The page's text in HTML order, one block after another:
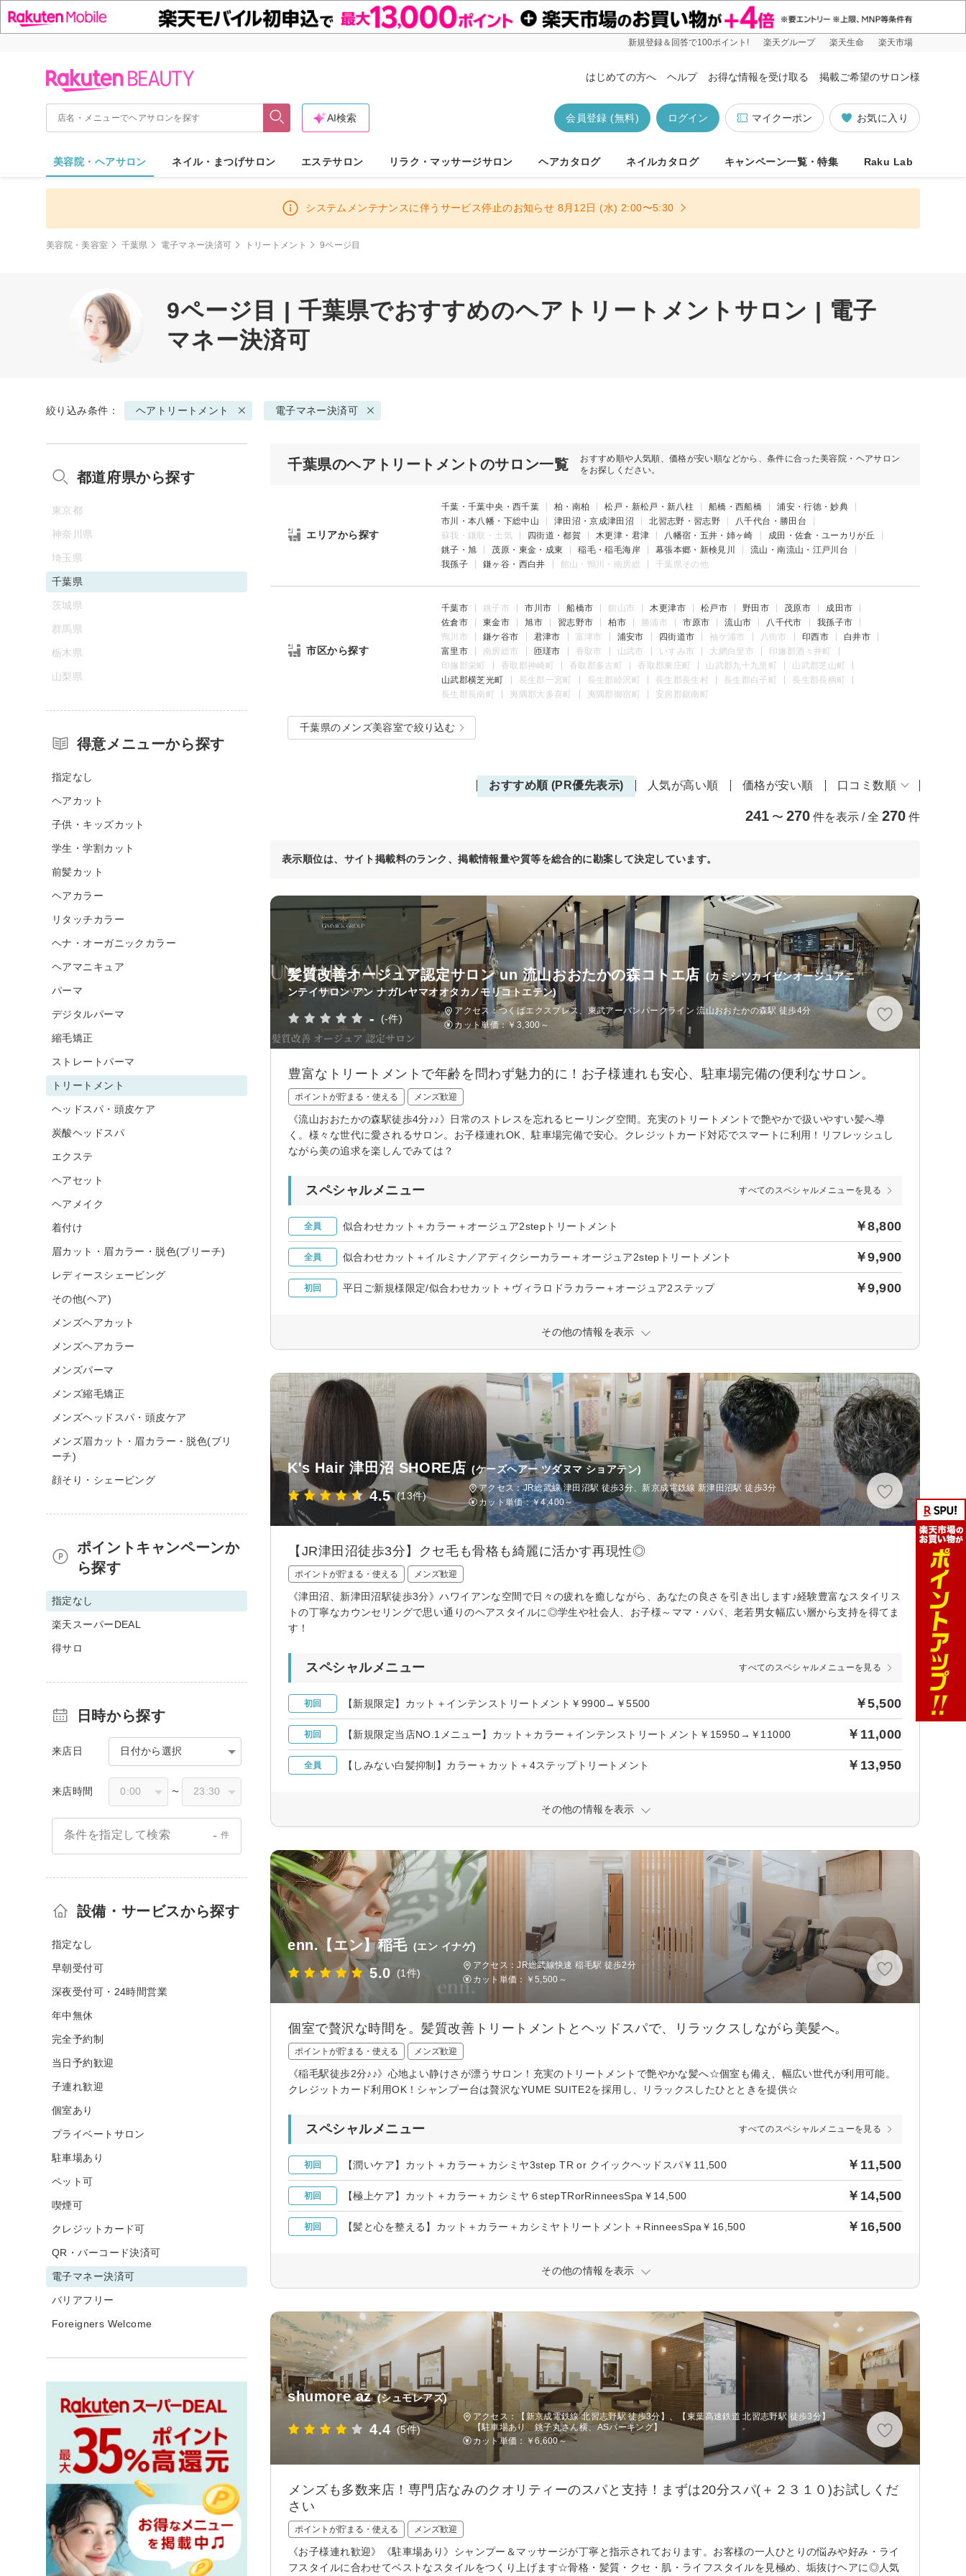
新規登録＆回答で100ポイント! 楽天グループ 楽天生命 楽天市場
はじめての方へ ヘルプ お得な情報を受け取る 掲載ご希望のサロン様
お気に入り
マイクーポン
ログイン
会員登録 (無料)
AI検索
美容院・ヘアサロン ネイル・まつげサロン エステサロン リラク・マッサージサロン ヘアカタログ ネイルカタログ キャンペーン一覧・特集 Raku Lab
システムメンテナンスに伴うサービス停止のお知らせ 8月12日 (水) 2:00〜5:30
美容院・美容室 千葉県 電子マネー決済可 トリートメント 9ページ目
9ページ目 | 千葉県でおすすめのヘアトリートメントサロン | 電子
マネー決済可
絞り込み条件： ヘアトリートメント 電子マネー決済可
千葉県のヘアトリートメントのサロン一覧
おすすめ順や人気順、価格が安い順などから、条件に合った美容院・ヘアサロン
をお探しください。
エリアから探す
千葉・千葉中央・西千葉 柏・南柏 松戸・新松戸・新八柱 船橋・西船橋
浦安・行徳・妙典
市川・本八幡・下総中山
津田沼・京成津田沼 北習志野・習志野
八千代台・勝田台
蘇我・鎌取・土気
四街道・都賀 木更津・君津 八幡宿・五井・姉ヶ崎
成田・佐倉・ユーカリが丘
銚子・旭
茂原・東金・成東 稲毛・稲毛海岸 幕張本郷・新検見川
流山・南流山・江戸川台
我孫子
鎌ヶ谷・西白井 館山・鴨川・南房総 千葉県その他
市区から探す
千葉市 銚子市 市川市 船橋市 館山市 木更津市 松戸市 野田市 茂原市
成田市
佐倉市
東金市 旭市 習志野市 柏市 勝浦市 市原市 流山市 八千代市
我孫子市
鴨川市
鎌ケ谷市 君津市 富津市 浦安市 四街道市 袖ケ浦市 八街市 印西市
白井市
富里市
南房総市 匝瑳市 香取市 山武市 いすみ市 大網白里市
印旛郡酒々井町
印旛郡栄町
香取郡神崎町 香取郡多古町 香取郡東庄町 山武郡九十九里町
山武郡芝山町
山武郡横芝光町
長生郡一宮町 長生郡睦沢町 長生郡長生村 長生郡白子町
長生郡長柄町
長生郡長南町
夷隅郡大多喜町 夷隅郡御宿町 安房郡鋸南町
千葉県のメンズ美容室で絞り込む
おすすめ順 (PR優先表示) 人気が高い順 価格が安い順 口コミ数順
241 〜 270 件を表示 / 全 270 件
表示順位は、サイト掲載料のランク、掲載情報量や質等を総合的に勘案して決定しています。
髪質改善オージュア認定サロン un 流山おおたかの森コトエ店 (カミシツカイゼンオージュアニ
ンテイサロン アン ナガレヤマオオタカノモリコトエテン)
- (-件)
アクセス：つくばエクスプレス、東武アーバンパークライン 流山おおたかの森駅 徒歩4分
カット単価：￥3,300～
豊富なトリートメントで年齢を問わず魅力的に！お子様連れも安心、駐車場完備の便利なサロン。
ポイントが貯まる・使える メンズ歓迎
《流山おおたかの森駅徒歩4分♪♪》日常のストレスを忘れるヒーリング空間。充実のトリートメントで艶やかで扱いやすい髪へ導
く。様々な世代に愛されるサロン。お子様連れOK、駐車場完備で安心。クレジットカード対応でスマートに利用！リフレッシュし
ながら美の追求を楽しんでみては？
スペシャルメニュー すべてのスペシャルメニューを見る
全員 似合わせカット＋カラー＋オージュア2stepトリートメント ￥8,800
全員 似合わせカット＋イルミナ／アディクシーカラー＋オージュア2stepトリートメント ￥9,900
初回 平日ご新規様限定/似合わせカット＋ヴィラロドラカラー＋オージュア2ステップ ￥9,900
その他の情報を表示
K's Hair 津田沼 SHORE店 (ケーズヘアー ツダヌマ ショアテン)
4.5 (13件)
アクセス：JR総武線 津田沼駅 徒歩3分、新京成電鉄線 新津田沼駅 徒歩3分
カット単価：￥4,400～
【JR津田沼徒歩3分】クセ毛も骨格も綺麗に活かす再現性◎
ポイントが貯まる・使える メンズ歓迎
《津田沼、新津田沼駅徒歩3分》ハワイアンな空間で日々の疲れを癒しながら、あなたの良さを引き出します♪経験豊富なスタイリス
トの丁寧なカウンセリングで思い通りのヘアスタイルに◎学生や社会人、お子様～ママ・パパ、老若男女幅広い層から支持を得てま
す！
スペシャルメニュー すべてのスペシャルメニューを見る
初回 【新規限定】カット＋インテンストリートメント￥9900→￥5500 ￥5,500
初回 【新規限定当店NO.1メニュー】カット＋カラー＋インテンストリートメント￥15950→￥11000 ￥11,000
全員 【しみない白髪抑制】カラー＋カット＋4ステップトリートメント ￥13,950
その他の情報を表示
enn.【エン】稲毛 (エン イナゲ)
5.0 (1件)
アクセス：JR総武線快速 稲毛駅 徒歩2分
カット単価：
￥5,500～
個室で贅沢な時間を。髪質改善トリートメントとヘッドスパで、リラックスしながら美髪へ。
ポイントが貯まる・使える メンズ歓迎
《稲毛駅徒歩2分♪♪》心地よい静けさが漂うサロン！充実のトリートメントで艶やかな髪へ☆個室も備え、幅広い世代が利用可能。
クレジットカード利用OK！シャンプー台は贅沢なYUME SUITE2を採用し、リラックスしたひとときを提供☆
スペシャルメニュー すべてのスペシャルメニューを見る
初回 【潤いケア】カット＋カラー＋カシミヤ3step TR or クイックヘッドスパ￥11,500 ￥11,500
初回 【極上ケア】カット＋カラー＋カシミヤ６stepTRorRinneesSpa￥14,500 ￥14,500
初回 【髪と心を整える】カット＋カラー＋カシミヤトリートメント＋RinneesSpa￥16,500 ￥16,500
その他の情報を表示
shumore az (シュモレアズ)
4.4 (5件)
アクセス：【新京成電鉄線 北習志野駅 徒歩3分】、【東葉高速鉄道 北習志野駅 徒歩3分】
【駐車場あり 銚子丸さん横、ASパーキング】
カット単価：
￥6,600～
メンズも多数来店！専門店なみのクオリティーのスパと支持！まずは20分スパ(＋２３１０)お試しくだ
さい
ポイントが貯まる・使える メンズ歓迎
《お子様連れ歓迎》《駐車場あり》シャンプー＆マッサージが丁寧と指示されております。お客様の一人ひとりの悩みや好み・ライ
フスタイルに合わせてベストなスタイルをつくり上げます☆骨格・髪質・クセ・肌・ライフスタイルを見極め、垢抜けヘアに◎人気
都道府県から探す
東京都
神奈川県
埼玉県
千葉県
茨城県
群馬県
栃木県
山梨県
得意メニューから探す
指定なし
ヘアカット
子供・キッズカット
学生・学割カット
前髪カット
ヘアカラー
リタッチカラー
ヘナ・オーガニックカラー
ヘアマニキュア
パーマ
デジタルパーマ
縮毛矯正
ストレートパーマ
トリートメント
ヘッドスパ・頭皮ケア
炭酸ヘッドスパ
エクステ
ヘアセット
ヘアメイク
着付け
眉カット・眉カラー・脱色(ブリーチ)
レディースシェービング
その他(ヘア)
メンズヘアカット
メンズヘアカラー
メンズパーマ
メンズ縮毛矯正
メンズヘッドスパ・頭皮ケア
メンズ眉カット・眉カラー・脱色(ブリ
ーチ)
顔そり・シェービング
ポイントキャンペーンか
ら探す
指定なし
楽天スーパーDEAL
得サロ
日時から探す
来店日 日付から選択
来店時間 〜
条件を指定して検索 - 件
設備・サービスから探す
指定なし
早朝受付可
深夜受付可・24時間営業
年中無休
完全予約制
当日予約歓迎
子連れ歓迎
個室あり
プライベートサロン
駐車場あり
ペット可
喫煙可
クレジットカード可
QR・バーコード決済可
電子マネー決済可
バリアフリー
Foreigners Welcome